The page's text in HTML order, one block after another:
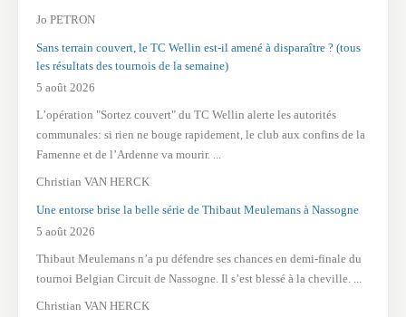
Jo PETRON
Sans terrain couvert, le TC Wellin est-il amené à disparaître ? (tous
les résultats des tournois de la semaine)
5 août 2026
L’opération "Sortez couvert" du TC Wellin alerte les autorités
communales: si rien ne bouge rapidement, le club aux confins de la
Famenne et de l’Ardenne va mourir. ...
Christian VAN HERCK
Une entorse brise la belle série de Thibaut Meulemans à Nassogne
5 août 2026
Thibaut Meulemans n’a pu défendre ses chances en demi-finale du
tournoi Belgian Circuit de Nassogne. Il s’est blessé à la cheville. ...
Christian VAN HERCK